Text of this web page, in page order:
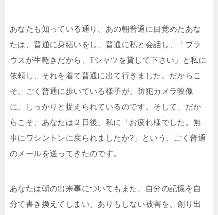
あなたも知っている通り、あの朝普通に目覚めたあな
たは、普通に身繕いをし、普通に私と会話し、「ブラ
ウスが生乾きだから、Tシャツを貸して下さい」と私に
依頼し、それを着て普通に出て行きました。だからこ
そ、ごく普通に歩いている様子が、防犯カメラ映像
に、しっかりと捉えられているのです。そして、だか
らこそ、あなたは２日後、私に「お疲れ様でした。無
事にワシントンに戻られましたか?」という、ごく普通
のメールを送ってきたのです。
あなたは朝の出来事についてもまた、自分の記憶を自
分で書き換えてしまい、ありもしない被害を、創り出